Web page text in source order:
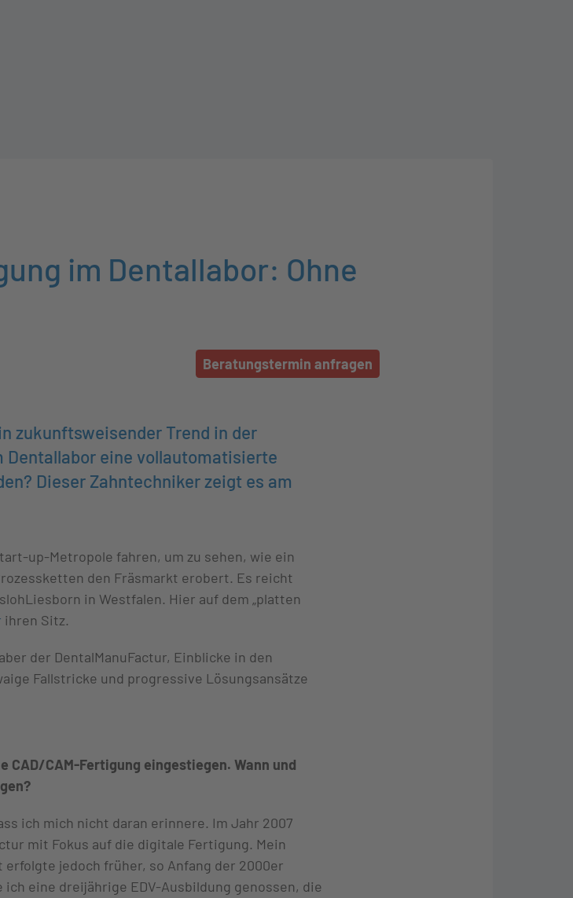
im Dentallabor: Ohne
Beratungstermin anfragen
zukunftsweisender Trend in der
Dentallabor eine vollautomatisierte
Dieser Zahntechniker zeigt es am
up-Metropole fahren, um zu sehen, wie ein
den Fräsmarkt erobert. Es reicht
in Westfalen. Hier auf dem „platten
ihren Sitz.
der DentalManuFactur, Einblicke in den
Fallstricke und progressive Lösungsansätze
CAD/CAM-Fertigung eingestiegen. Wann und
ich mich nicht daran erinnere. Im Jahr 2007
mit Fokus auf die digitale Fertigung. Mein
erfolgte jedoch früher, so Anfang der 2000er
eine dreijährige EDV-Ausbildung genossen, die